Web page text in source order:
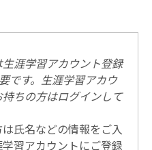
涯学習アカウント登録
です。生涯学習アカウ
ちの方はログインして
氏名などの情報をご入
習アカウントにご登録